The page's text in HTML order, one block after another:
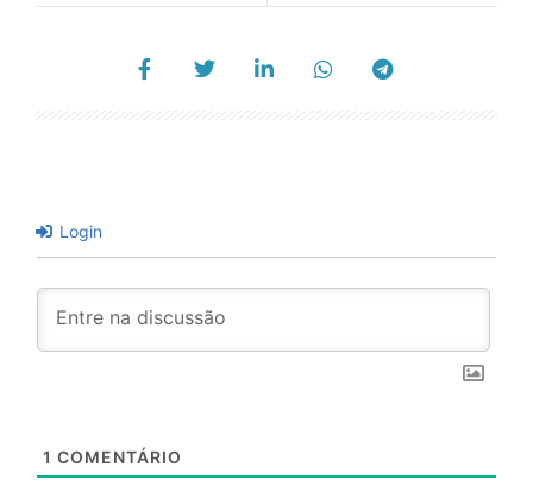
Login
1 COMENTÁRIO